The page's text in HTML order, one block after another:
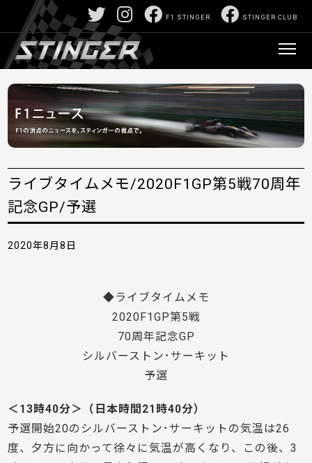
STINGER CLUB
F1 STINGER
ライブタイムメモ/2020F1GP第5戦70周年
記念GP/予選
2020年8月8日
◆ライブタイムメモ
2020F1GP第5戦
70周年記念GP
シルバーストン･サーキット
予選
＜13時40分＞（日本時間21時40分）
予選開始20のシルバーストン･サーキットの気温は26
度、夕方に向かって徐々に気温が高くなり、この後、3